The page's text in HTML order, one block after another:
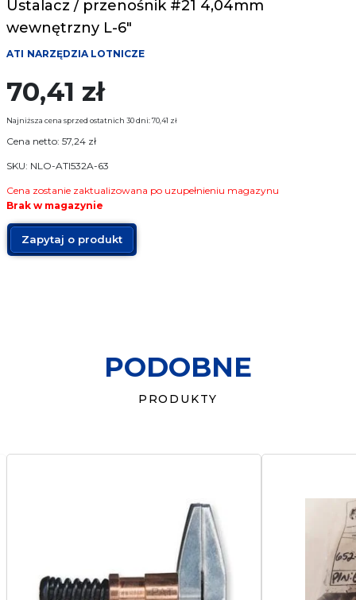
Narzędzia pomiarowe
Narzędzia mocujące
Producenci
Sklep
Usługi
biuro@transmet.com.pl
Ustalacz / przenośnik #21 4,04mm
wewnętrzny L-6″
ATI NARZĘDZIA LOTNICZE
70,41 zł
Najniższa cena sprzed ostatnich 30 dni:70,41 zł
Cena netto: 57,24 zł
SKU: NLO-ATI532A-63
Cena zostanie zaktualizowana po uzupełnieniu magazynu
Brak w magazynie
Zapytaj o produkt
PODOBNE
PRODUKTY